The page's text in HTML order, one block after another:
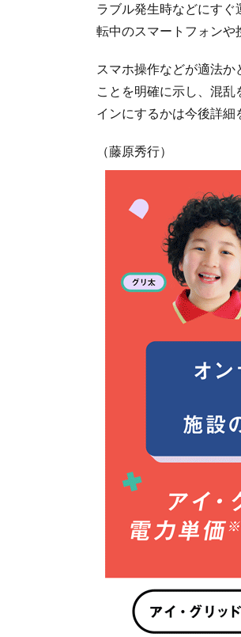
ラブル発生時などにす
転中のスマートフォンや
スマホ操作などが適法
ことを明確に示し、混
インにするかは今後詳細
（藤原秀行）